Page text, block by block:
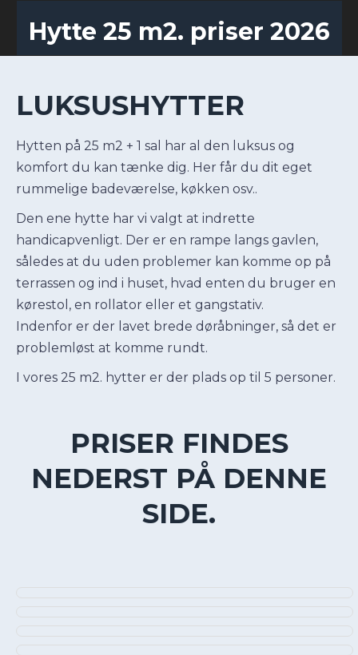
Hytte 25 m2. priser 2026
LUKSUSHYTTER
Hytten på 25 m2 + 1 sal har al den luksus og
komfort du kan tænke dig. Her får du dit eget
rummelige badeværelse, køkken osv..
Den ene hytte har vi valgt at indrette
handicapvenligt. Der er en rampe langs gavlen,
således at du uden problemer kan komme op på
terrassen og ind i huset, hvad enten du bruger en
kørestol, en rollator eller et gangstativ.
Indenfor er der lavet brede døråbninger, så det er
problemløst at komme rundt.
I vores 25 m2. hytter er der plads op til 5 personer.
PRISER FINDES
NEDERST PÅ DENNE
SIDE.